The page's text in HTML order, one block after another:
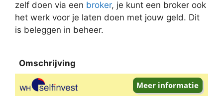
zelf doen via een broker, je kunt een broker ook
het werk voor je laten doen met jouw geld. Dit
is beleggen in beheer.
Omschrijving
Omschrijving